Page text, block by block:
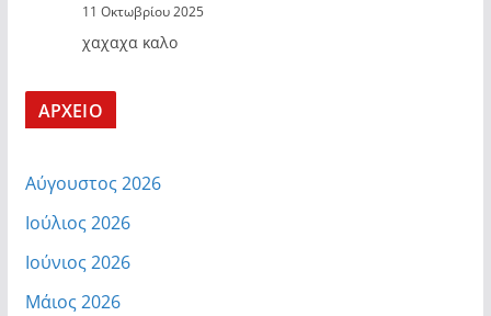
11 Οκτωβρίου 2025
χαχαχα καλο
ΑΡΧΕΙΟ
Αύγουστος 2026
Ιούλιος 2026
Ιούνιος 2026
Μάιος 2026